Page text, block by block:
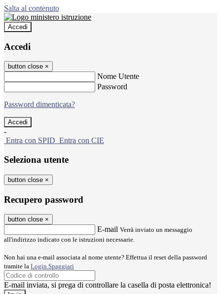
Salta al contenuto
Accedi
Accedi
button close ×
Nome Utente
Password
Password dimenticata?
-
Entra con SPID Entra con CIE
Seleziona utente
button close ×
Recupero password
button close ×
E-mail Verrà inviato un messaggio
all'indirizzo indicato con le istruzioni necessarie.
Non hai una e-mail associata al nome utente? Effettua il reset della password
tramite la Login Spaggiari
E-mail inviata, si prega di controllare la casella di posta elettronica!